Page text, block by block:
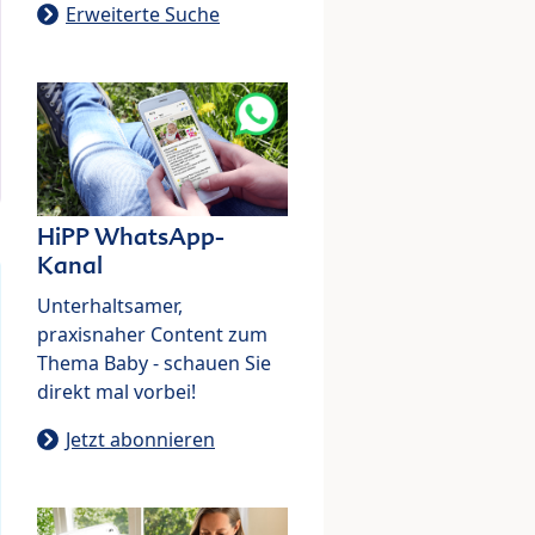
Erweiterte Suche
HiPP WhatsApp-
Kanal
Unterhaltsamer,
praxisnaher Content zum
Thema Baby - schauen Sie
direkt mal vorbei!
Jetzt abonnieren